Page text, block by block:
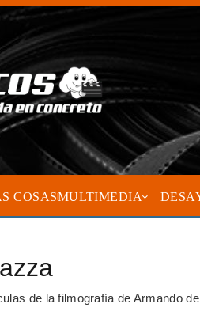
COSASMULTIMEDIA
de la filmografía de Armando